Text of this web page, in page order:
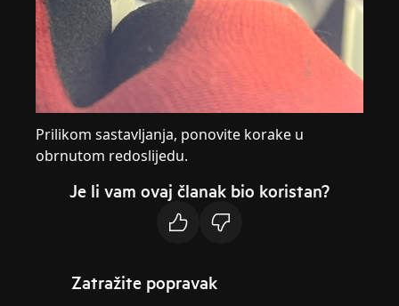
Prilikom sastavljanja, ponovite korake u
obrnutom redoslijedu.
Je li vam ovaj članak bio koristan?
Zatražite popravak